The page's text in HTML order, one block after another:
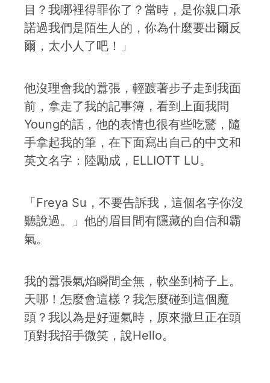
目？我哪裡得罪你了？當時，是你親口承
諾過我們是陌生人的，你為什麼要出爾反
爾，太小人了吧！」
他沒理會我的囂張，輕踱著步子走到我面
前，拿走了我的記事簿，看到上面我問
Young的話，他的表情也很有些吃驚，隨
手拿起我的筆，在下面寫出自己的中文和
英文名字：陸勵成，ELLIOTT LU。
「Freya Su，不要告訴我，這個名字你沒
聽說過。」他的眉目間有隱藏的自信和霸
氣。
我的囂張氣焰瞬間全無，軟坐到椅子上。
天哪！怎麼會這樣？我怎麼碰到這個魔
頭？我以為是好運氣時，原來撒旦正在頭
頂對我招手微笑，說Hello。